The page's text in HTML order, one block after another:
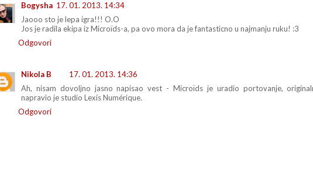
Bogysha 17. 01. 2013. 14:34
Jaooo sto je lepa igra!!! O.O
Jos je radila ekipa iz Microïds-a, pa ovo mora da je fantasticno u najmanju ruku! :3
Odgovori
Nikola B
17. 01. 2013. 14:36
Ah, nisam dovoljno jasno napisao vest - Microïds je uradio portovanje,
napravio je studio Lexis Numérique.
Odgovori